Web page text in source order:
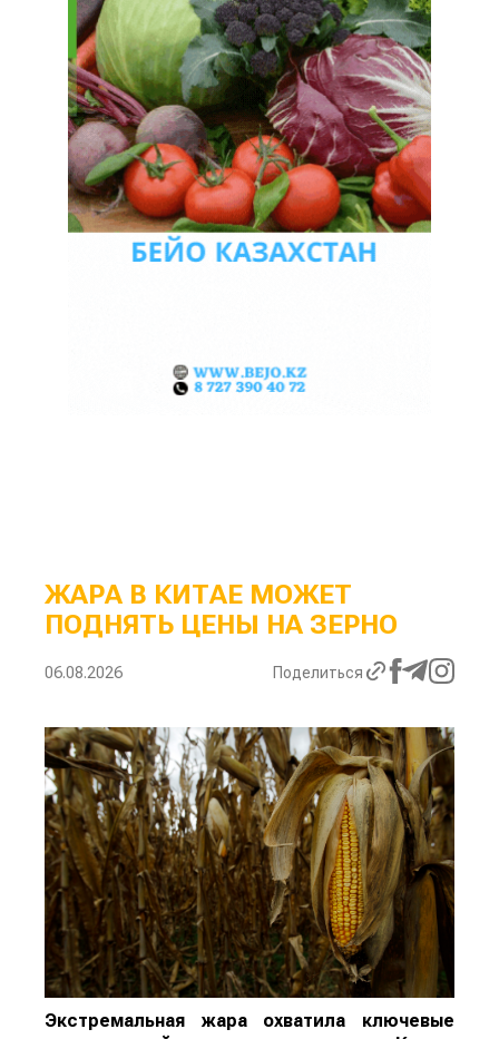
ЖАРА В КИТАЕ МОЖЕТ
ПОДНЯТЬ ЦЕНЫ НА ЗЕРНО
06.08.2026 Поделиться
Экстремальная жара охватила ключевые